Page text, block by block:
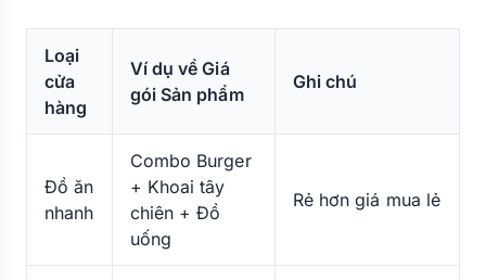
Loại
cửa
hàng
Ví dụ về Giá
gói Sản phẩm
Ghi chú
Đồ ăn
nhanh
Combo Burger
+ Khoai tây
chiên + Đồ
uống
Rẻ hơn giá mua lẻ